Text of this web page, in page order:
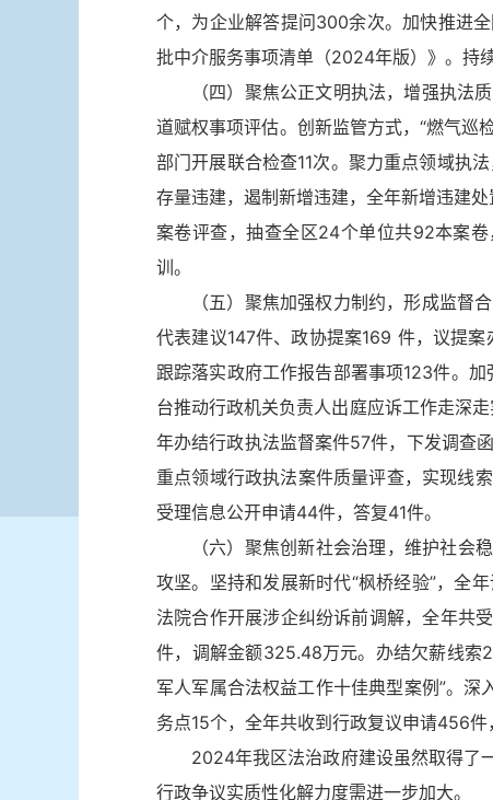
个，为企业解答提问300余次。加快推进
批中介服务事项清单（2024年版）》。持
（四）聚焦公正文明执法，增强执
道赋权事项评估。创新监管方式，“燃气巡
部门开展联合检查11次。聚力重点领域执
存量违建，遏制新增违建，全年新增违建
案卷评查，抽查全区24个单位共92本案
训。
（五）聚焦加强权力制约，形成监督
代表建议147件、政协提案169 件，议提
跟踪落实政府工作报告部署事项123件。
台推动行政机关负责人出庭应诉工作走深
年办结行政执法监督案件57件，下发调查
重点领域行政执法案件质量评查，实现线
受理信息公开申请44件，答复41件。
（六）聚焦创新社会治理，维护社会
攻坚。坚持和发展新时代“枫桥经验”，全
法院合作开展涉企纠纷诉前调解，全年共
件，调解金额325.48万元。办结欠薪线索
军人军属合法权益工作十佳典型案例”。
务点15个，全年共收到行政复议申请456件
2024年我区法治政府建设虽然取得了
行政争议实质性化解力度需进一步加大。